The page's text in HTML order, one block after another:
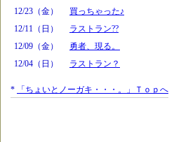
12/23（金）
買っちゃった♪
12/11（日）
ラストラン??
12/09（金）
勇者、現る。
12/04（日）
ラストラン？
* 「ちょいとノーガキ・・・。」Ｔｏｐへ